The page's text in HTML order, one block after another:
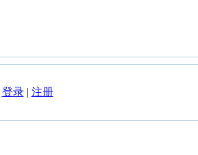
登录| 注册